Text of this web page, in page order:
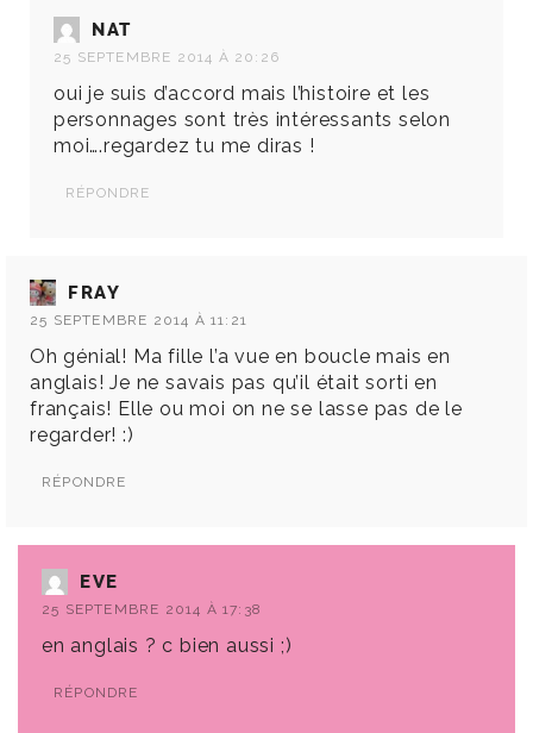
NAT
25 SEPTEMBRE 2014 À 20:26
oui je suis d’accord mais l’histoire et les
personnages sont très intéressants selon
moi….regardez tu me diras !
RÉPONDRE
FRAY
25 SEPTEMBRE 2014 À 11:21
Oh génial! Ma fille l’a vue en boucle mais en
anglais! Je ne savais pas qu’il était sorti en
français! Elle ou moi on ne se lasse pas de le
regarder! :)
RÉPONDRE
EVE
25 SEPTEMBRE 2014 À 17:38
en anglais ? c bien aussi ;)
RÉPONDRE